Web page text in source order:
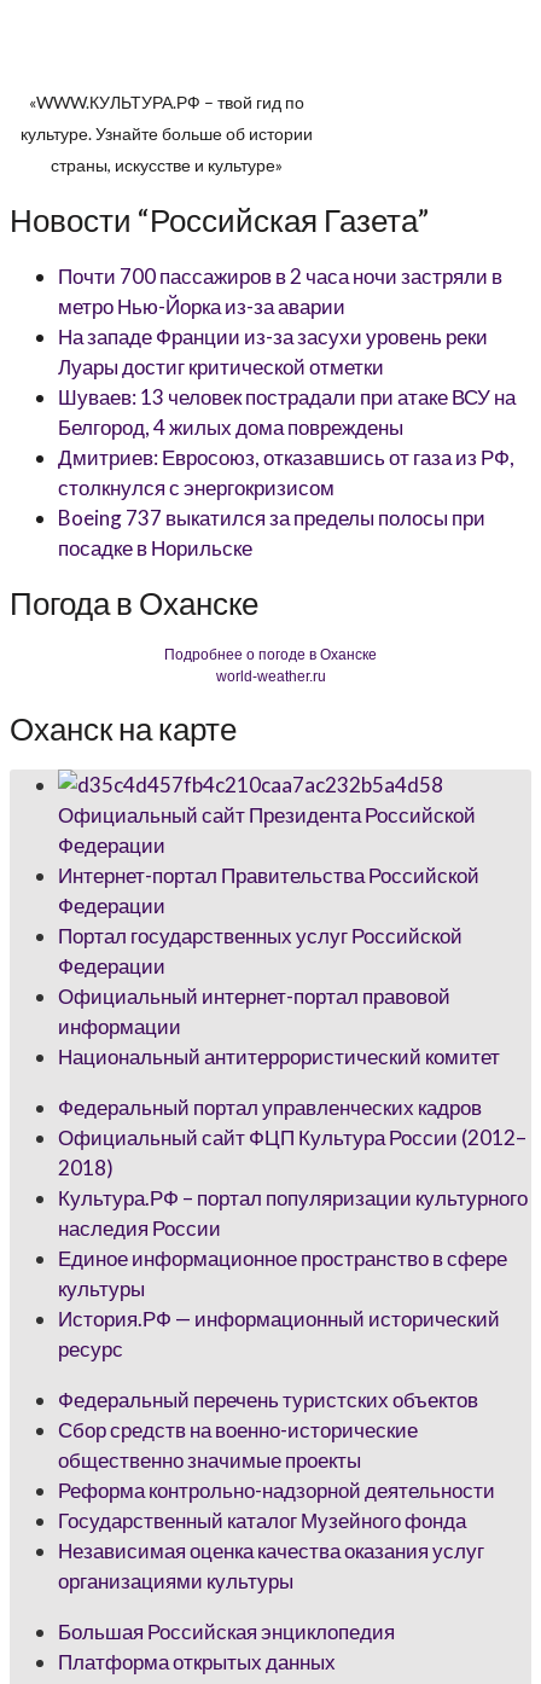
«WWW.КУЛЬТУРА.РФ – твой гид по
культуре. Узнайте больше об истории
страны, искусстве и культуре»
Новости “Российская Газета”
Почти 700 пассажиров в 2 часа ночи застряли в
метро Нью-Йорка из-за аварии
На западе Франции из-за засухи уровень реки
Луары достиг критической отметки
Шуваев: 13 человек пострадали при атаке ВСУ на
Белгород, 4 жилых дома повреждены
Дмитриев: Евросоюз, отказавшись от газа из РФ,
столкнулся с энергокризисом
Boeing 737 выкатился за пределы полосы при
посадке в Норильске
Погода в Оханске
Подробнее о погоде в Оханске
world-weather.ru
Оханск на карте
Официальный сайт Президента Российской
Федерации
Интернет-портал Правительства Российской
Федерации
Портал государственных услуг Российской
Федерации
Официальный интернет-портал правовой
информации
Национальный антитеррористический комитет
Федеральный портал управленческих кадров
Официальный сайт ФЦП Культура России (2012–
2018)
Культура.РФ – портал популяризации культурного
наследия России
Единое информационное пространство в сфере
культуры
История.РФ — информационный исторический
ресурс
Федеральный перечень туристских объектов
Сбор средств на военно-исторические
общественно значимые проекты
Реформа контрольно-надзорной деятельности
Государственный каталог Музейного фонда
Независимая оценка качества оказания услуг
организациями культуры
Большая Российская энциклопедия
Платформа открытых данных